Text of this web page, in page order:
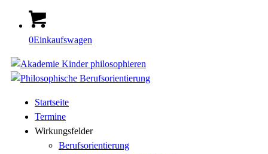
0Einkaufswagen
Startseite
Termine
Wirkungsfelder
Berufsorientierung